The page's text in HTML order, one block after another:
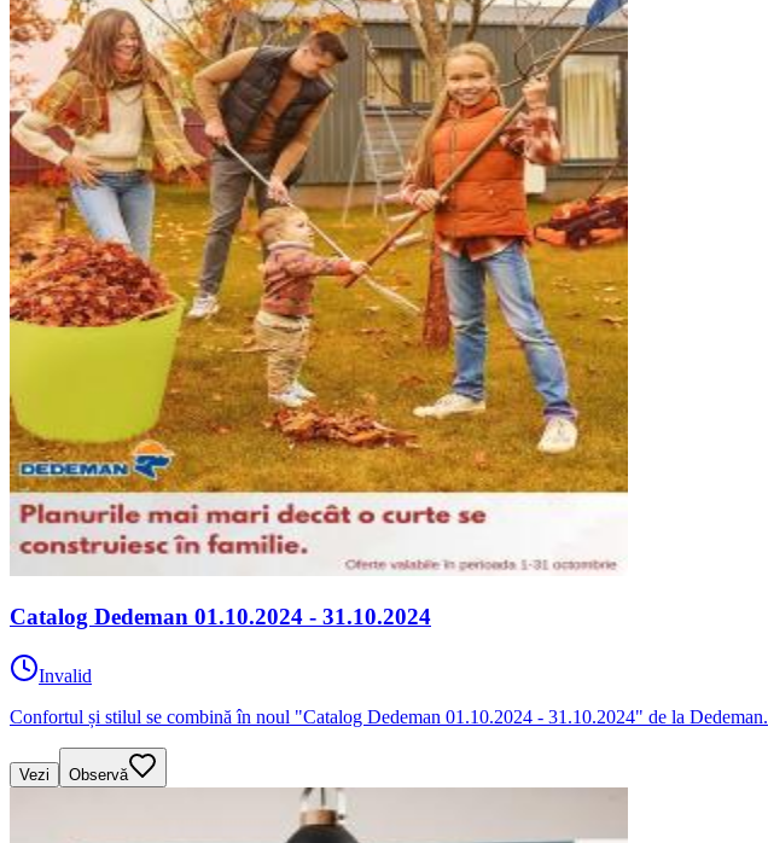
Catalog Dedeman 01.10.2024 - 31.10.2024
Invalid
Confortul și stilul se combină în noul "Catalog Dedeman 01.10.2024 - 31.10.2024" de la Dedeman.
Vezi Observă